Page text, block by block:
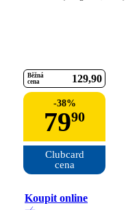
Běžná
cena
129 90
-38%
7990
Clubcard
cena
Koupit online